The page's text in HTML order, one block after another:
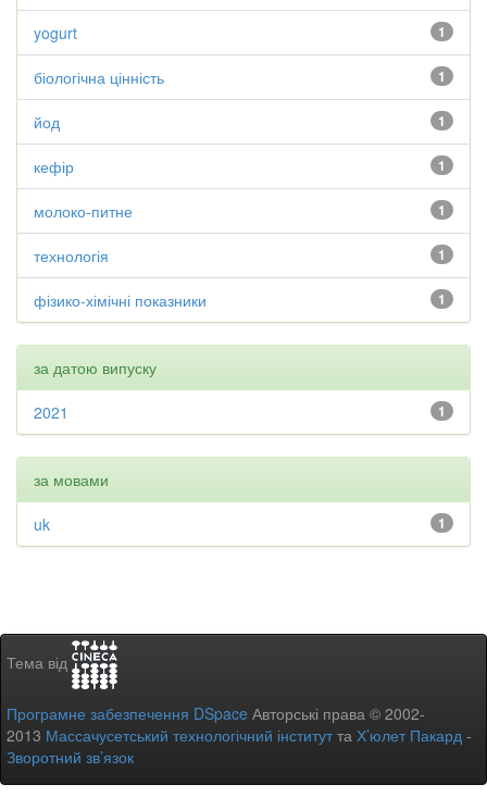
1
yogurt
1
біологічна цінність
1
йод
1
кефір
1
молоко-питне
1
технологія
1
фізико-хімічні показники
за датою випуску
1
2021
за мовами
1
uk
Тема від
Програмне забезпечення DSpace Авторські права © 2002-
2013 Массачусетський технологічний інститутта Х’юлет Пакард -
Зворотний зв’язок